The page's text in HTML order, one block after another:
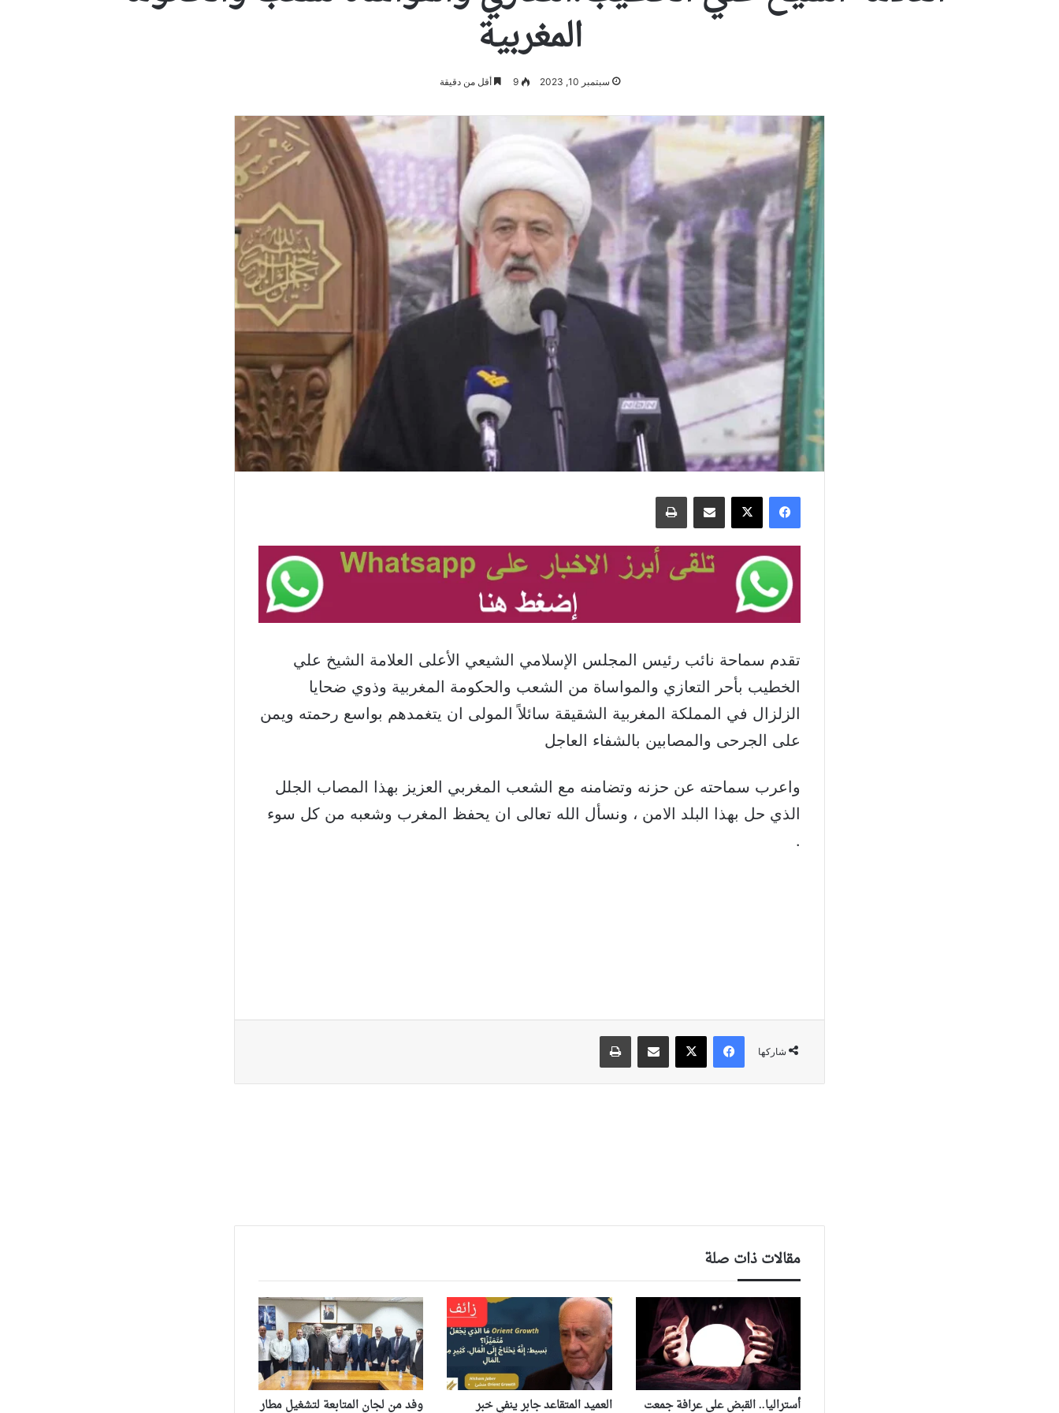
المغربية
سبتمبر 10, 2023 9 أقل من دقيقة
فيسبوك ‫X مشاركة عبر البريد طباعة
تقدم سماحة نائب رئيس المجلس الإسلامي الشيعي الأعلى العلامة الشيخ علي
الخطيب بأحر التعازي والمواساة من الشعب والحكومة المغربية وذوي ضحايا
الزلزال في المملكة المغربية الشقيقة سائلاً المولى ان يتغمدهم بواسع رحمته ويمن
على الجرحى والمصابين بالشفاء العاجل
واعرب سماحته عن حزنه وتضامنه مع الشعب المغربي العزيز بهذا المصاب الجلل
الذي حل بهذا البلد الامن ، ونسأل الله تعالى ان يحفظ المغرب وشعبه من كل سوء
.
شاركها
فيسبوك ‫X مشاركة عبر البريد طباعة
مقالات ذات صلة
أستراليا.. القبض على عرافة جمعت العميد المتقاعد جابر ينفي خبر وفد من لجان المتابعة لتشغيل مطار